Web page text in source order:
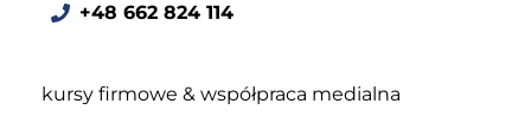
+48 662 824 114
kursy firmowe & współpraca medialna